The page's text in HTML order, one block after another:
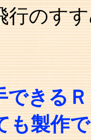
のす
きるＲ
も製作